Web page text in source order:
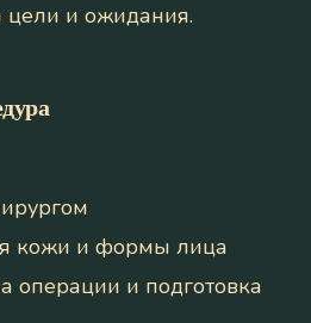
и ожидания.
кожи и формы лица
операции и подготовка